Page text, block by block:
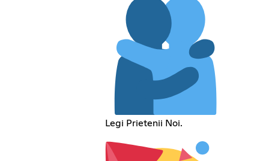
Legi Prietenii Noi.